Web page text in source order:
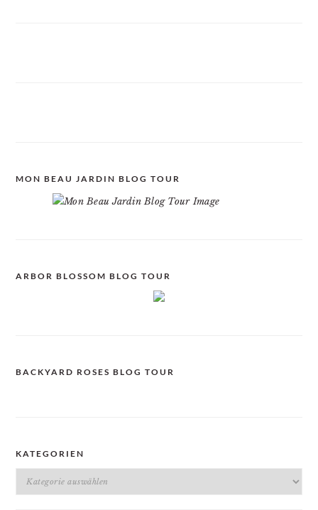
MON BEAU JARDIN BLOG TOUR
ARBOR BLOSSOM BLOG TOUR
BACKYARD ROSES BLOG TOUR
KATEGORIEN
Kategorien